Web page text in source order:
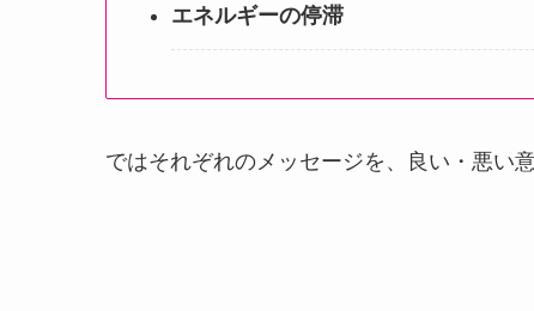
エネルギーの停滞
ではそれぞれのメッセージを、良い・悪い